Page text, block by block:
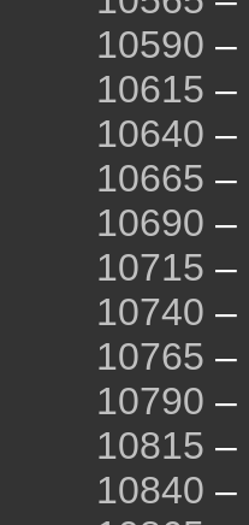
10590 –
10615 –
10640 –
10665 –
10690 –
10715 –
10740 –
10765 –
10790 –
10815 –
10840 –